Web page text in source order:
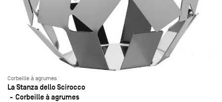
Corbeille à agrumes
La Stanza dello Scirocco
Corbeille à agrumes